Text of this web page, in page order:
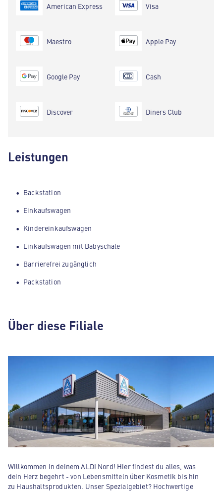
American Express
Maestro
Google Pay
Discover
Visa
Apple Pay
Cash
Diners Club
Leistungen
Backstation
Einkaufswagen
Kindereinkaufswagen
Einkaufswagen mit Babyschale
Barrierefrei zugänglich
Packstation
Über diese Filiale
Willkommen in deinem ALDI Nord! Hier findest du alles, was
dein Herz begehrt - von Lebensmitteln über Kosmetik bis hin
zu Haushaltsprodukten. Unser Spezialgebiet? Hochwertige